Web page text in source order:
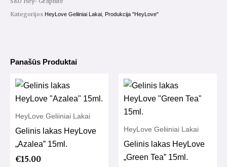
15ml.
Kategorijos HeyLove Geliiniai Lakai, Produkcija "HeyLove"
Panašūs Produktai
HeyLove Geliiniai Lakai
Gelinis lakas HeyLove
„Azalea” 15ml.
€15.00
HeyLove Geliiniai Lakai
Gelinis lakas HeyLove
„Green Tea” 15ml.